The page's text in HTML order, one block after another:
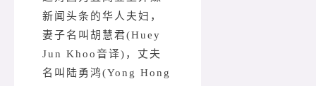
新闻头条的华人夫妇，
妻子名叫胡慧君(Huey
Jun Khoo音译)，丈夫
名叫陆勇鸿(Yong Hong